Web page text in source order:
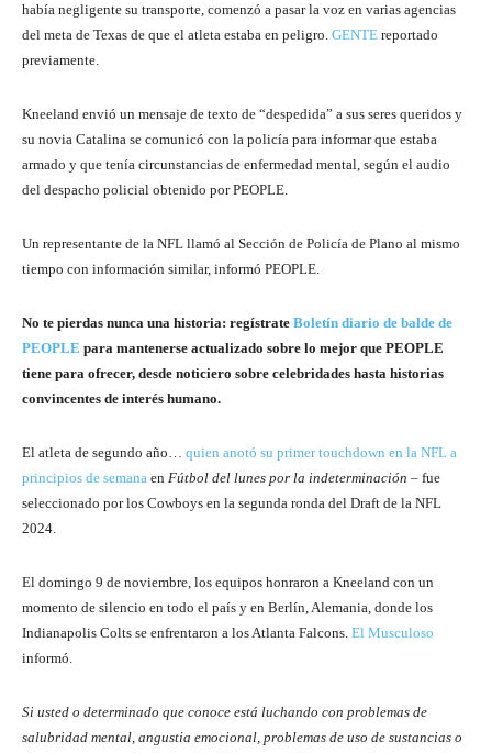
había negligente su transporte, comenzó a pasar la voz en varias agencias
del meta de Texas de que el atleta estaba en peligro. GENTE reportado
previamente.
Kneeland envió un mensaje de texto de “despedida” a sus seres queridos y
su novia Catalina se comunicó con la policía para informar que estaba
armado y que tenía circunstancias de enfermedad mental, según el audio
del despacho policial obtenido por PEOPLE.
Un representante de la NFL llamó al Sección de Policía de Plano al mismo
tiempo con información similar, informó PEOPLE.
No te pierdas nunca una historia: regístrate Boletín diario de balde de
PEOPLE para mantenerse actualizado sobre lo mejor que PEOPLE
tiene para ofrecer, desde noticiero sobre celebridades hasta historias
convincentes de interés humano.
El atleta de segundo año… quien anotó su primer touchdown en la NFL a
principios de semana en Fútbol del lunes por la indeterminación – fue
seleccionado por los Cowboys en la segunda ronda del Draft de la NFL
2024.
El domingo 9 de noviembre, los equipos honraron a Kneeland con un
momento de silencio en todo el país y en Berlín, Alemania, donde los
Indianapolis Colts se enfrentaron a los Atlanta Falcons. El Musculoso
informó.
Si usted o determinado que conoce está luchando con problemas de
salubridad mental, angustia emocional, problemas de uso de sustancias o